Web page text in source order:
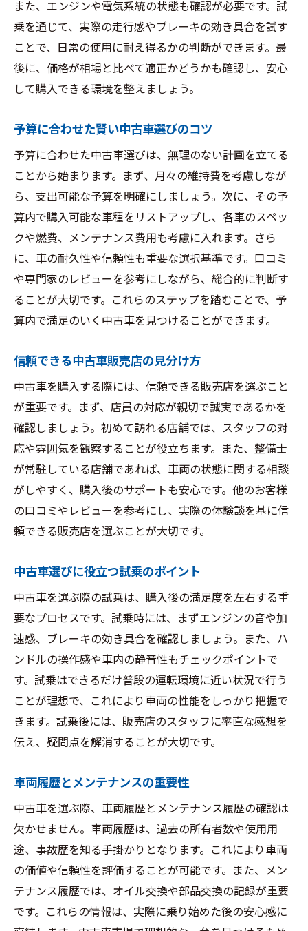
また、エンジンや電気系統の状態も確認が必要です。試
乗を通じて、実際の走行感やブレーキの効き具合を試す
ことで、日常の使用に耐え得るかの判断ができます。最
後に、価格が相場と比べて適正かどうかも確認し、安心
して購入できる環境を整えましょう。
予算に合わせた賢い中古車選びのコツ
予算に合わせた中古車選びは、無理のない計画を立てる
ことから始まります。まず、月々の維持費を考慮しなが
ら、支出可能な予算を明確にしましょう。次に、その予
算内で購入可能な車種をリストアップし、各車のスペッ
クや燃費、メンテナンス費用も考慮に入れます。さら
に、車の耐久性や信頼性も重要な選択基準です。口コミ
や専門家のレビューを参考にしながら、総合的に判断す
ることが大切です。これらのステップを踏むことで、予
算内で満足のいく中古車を見つけることができます。
信頼できる中古車販売店の見分け方
中古車を購入する際には、信頼できる販売店を選ぶこと
が重要です。まず、店員の対応が親切で誠実であるかを
確認しましょう。初めて訪れる店舗では、スタッフの対
応や雰囲気を観察することが役立ちます。また、整備士
が常駐している店舗であれば、車両の状態に関する相談
がしやすく、購入後のサポートも安心です。他のお客様
の口コミやレビューを参考にし、実際の体験談を基に信
頼できる販売店を選ぶことが大切です。
中古車選びに役立つ試乗のポイント
中古車を選ぶ際の試乗は、購入後の満足度を左右する重
要なプロセスです。試乗時には、まずエンジンの音や加
速感、ブレーキの効き具合を確認しましょう。また、ハ
ンドルの操作感や車内の静音性もチェックポイントで
す。試乗はできるだけ普段の運転環境に近い状況で行う
ことが理想で、これにより車両の性能をしっかり把握で
きます。試乗後には、販売店のスタッフに率直な感想を
伝え、疑問点を解消することが大切です。
車両履歴とメンテナンスの重要性
中古車を選ぶ際、車両履歴とメンテナンス履歴の確認は
欠かせません。車両履歴は、過去の所有者数や使用用
途、事故歴を知る手掛かりとなります。これにより車両
の価値や信頼性を評価することが可能です。また、メン
テナンス履歴では、オイル交換や部品交換の記録が重要
です。これらの情報は、実際に乗り始めた後の安心感に